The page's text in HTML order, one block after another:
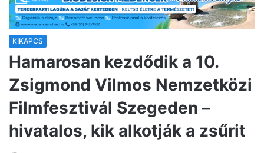
KIKAPCS
Hamarosan kezdődik a 10.
Zsigmond Vilmos Nemzetközi
Filmfesztivál Szegeden –
hivatalos, kik alkotják a zsűrit